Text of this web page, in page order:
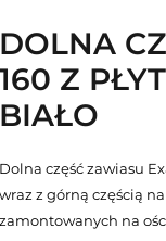
DOLNA
160 Z
BIAŁO
Dolna część zawiasu
wraz z górną częścią
zamontowanych na